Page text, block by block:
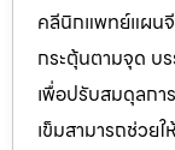
คลีนิกแพทย์แผนจี
กระตุ้นตามจุด บร
เพื่อปรับสมดุลกา
เข็มสามารถช่วย